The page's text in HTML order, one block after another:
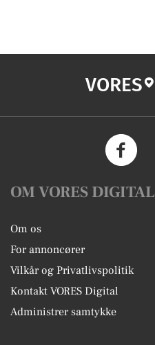
VORES
OM VORES DIGITAL
Om os
For annoncører
Vilkår og Privatlivspolitik
Kontakt VORES Digital
Administrer samtykke